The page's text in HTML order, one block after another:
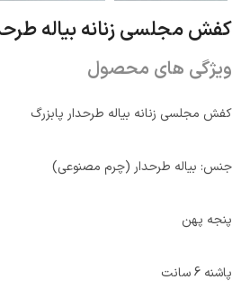
کفش مجلسی زنانه بیاله
ویژگی های محصول
کفش مجلسی زنانه بیاله طرحدار پابزرگ
جنس: بیاله طرحدار (چرم مصنوعی)
پنجه پهن
پاشنه 6 سانت